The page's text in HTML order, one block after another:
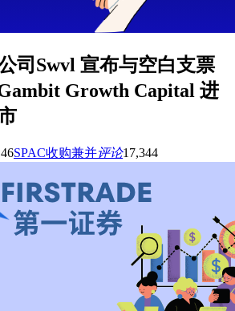
司Swvl 宣布与空白支票
Growth Capital 进
SPAC收购兼并评论17,344